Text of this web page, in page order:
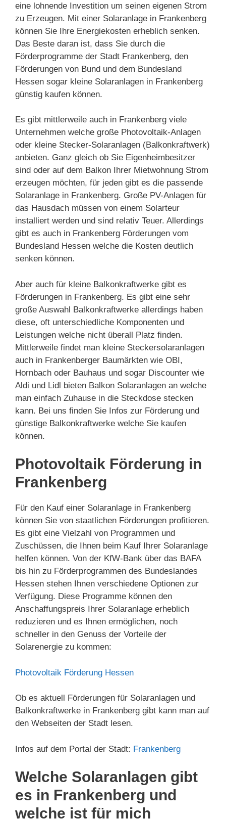
eine lohnende Investition um seinen eigenen Strom
zu Erzeugen. Mit einer Solaranlage in Frankenberg
können Sie Ihre Energiekosten erheblich senken.
Das Beste daran ist, dass Sie durch die
Förderprogramme der Stadt Frankenberg, den
Förderungen von Bund und dem Bundesland
Hessen sogar kleine Solaranlagen in Frankenberg
günstig kaufen können.
Es gibt mittlerweile auch in Frankenberg viele
Unternehmen welche große Photovoltaik-Anlagen
oder kleine Stecker-Solaranlagen (Balkonkraftwerk)
anbieten. Ganz gleich ob Sie Eigenheimbesitzer
sind oder auf dem Balkon Ihrer Mietwohnung Strom
erzeugen möchten, für jeden gibt es die passende
Solaranlage in Frankenberg. Große PV-Anlagen für
das Hausdach müssen von einem Solarteur
installiert werden und sind relativ Teuer. Allerdings
gibt es auch in Frankenberg Förderungen vom
Bundesland Hessen welche die Kosten deutlich
senken können.
Aber auch für kleine Balkonkraftwerke gibt es
Förderungen in Frankenberg. Es gibt eine sehr
große Auswahl Balkonkraftwerke allerdings haben
diese, oft unterschiedliche Komponenten und
Leistungen welche nicht überall Platz finden.
Mittlerweile findet man kleine Steckersolaranlagen
auch in Frankenberger Baumärkten wie OBI,
Hornbach oder Bauhaus und sogar Discounter wie
Aldi und Lidl bieten Balkon Solaranlagen an welche
man einfach Zuhause in die Steckdose stecken
kann. Bei uns finden Sie Infos zur Förderung und
günstige Balkonkraftwerke welche Sie kaufen
können.
Photovoltaik Förderung in
Frankenberg
Für den Kauf einer Solaranlage in Frankenberg
können Sie von staatlichen Förderungen profitieren.
Es gibt eine Vielzahl von Programmen und
Zuschüssen, die Ihnen beim Kauf Ihrer Solaranlage
helfen können. Von der KfW-Bank über das BAFA
bis hin zu Förderprogrammen des Bundeslandes
Hessen stehen Ihnen verschiedene Optionen zur
Verfügung. Diese Programme können den
Anschaffungspreis Ihrer Solaranlage erheblich
reduzieren und es Ihnen ermöglichen, noch
schneller in den Genuss der Vorteile der
Solarenergie zu kommen:
Photovoltaik Förderung Hessen
Ob es aktuell Förderungen für Solaranlagen und
Balkonkraftwerke in Frankenberg gibt kann man auf
den Webseiten der Stadt lesen.
Infos auf dem Portal der Stadt: Frankenberg
Welche Solaranlagen gibt
es in Frankenberg und
welche ist für mich